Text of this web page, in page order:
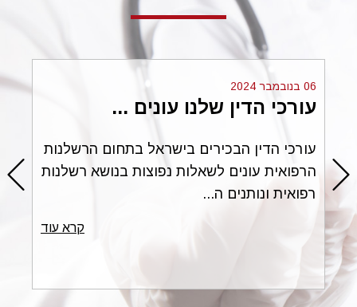
עוד
06 בנובמבר 2024
עורכי הדין שלנו עונים ...
עורכי הדין הבכירים בישראל בתחום הרשלנות
הרפואית עונים לשאלות נפוצות בנושא רשלנות
רפואית ונותנים ה...
קרא עוד